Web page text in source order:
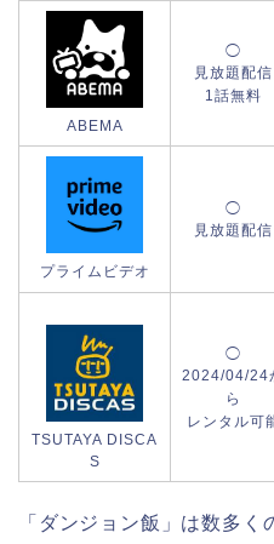
ABEMA
◯
見放題配信
1話無料
プライムビデオ
◯
見放題配信
TSUTAYA DISCA
S
◯
2024/04/24
ら
レンタル可
「ダンジョン飯」は数多